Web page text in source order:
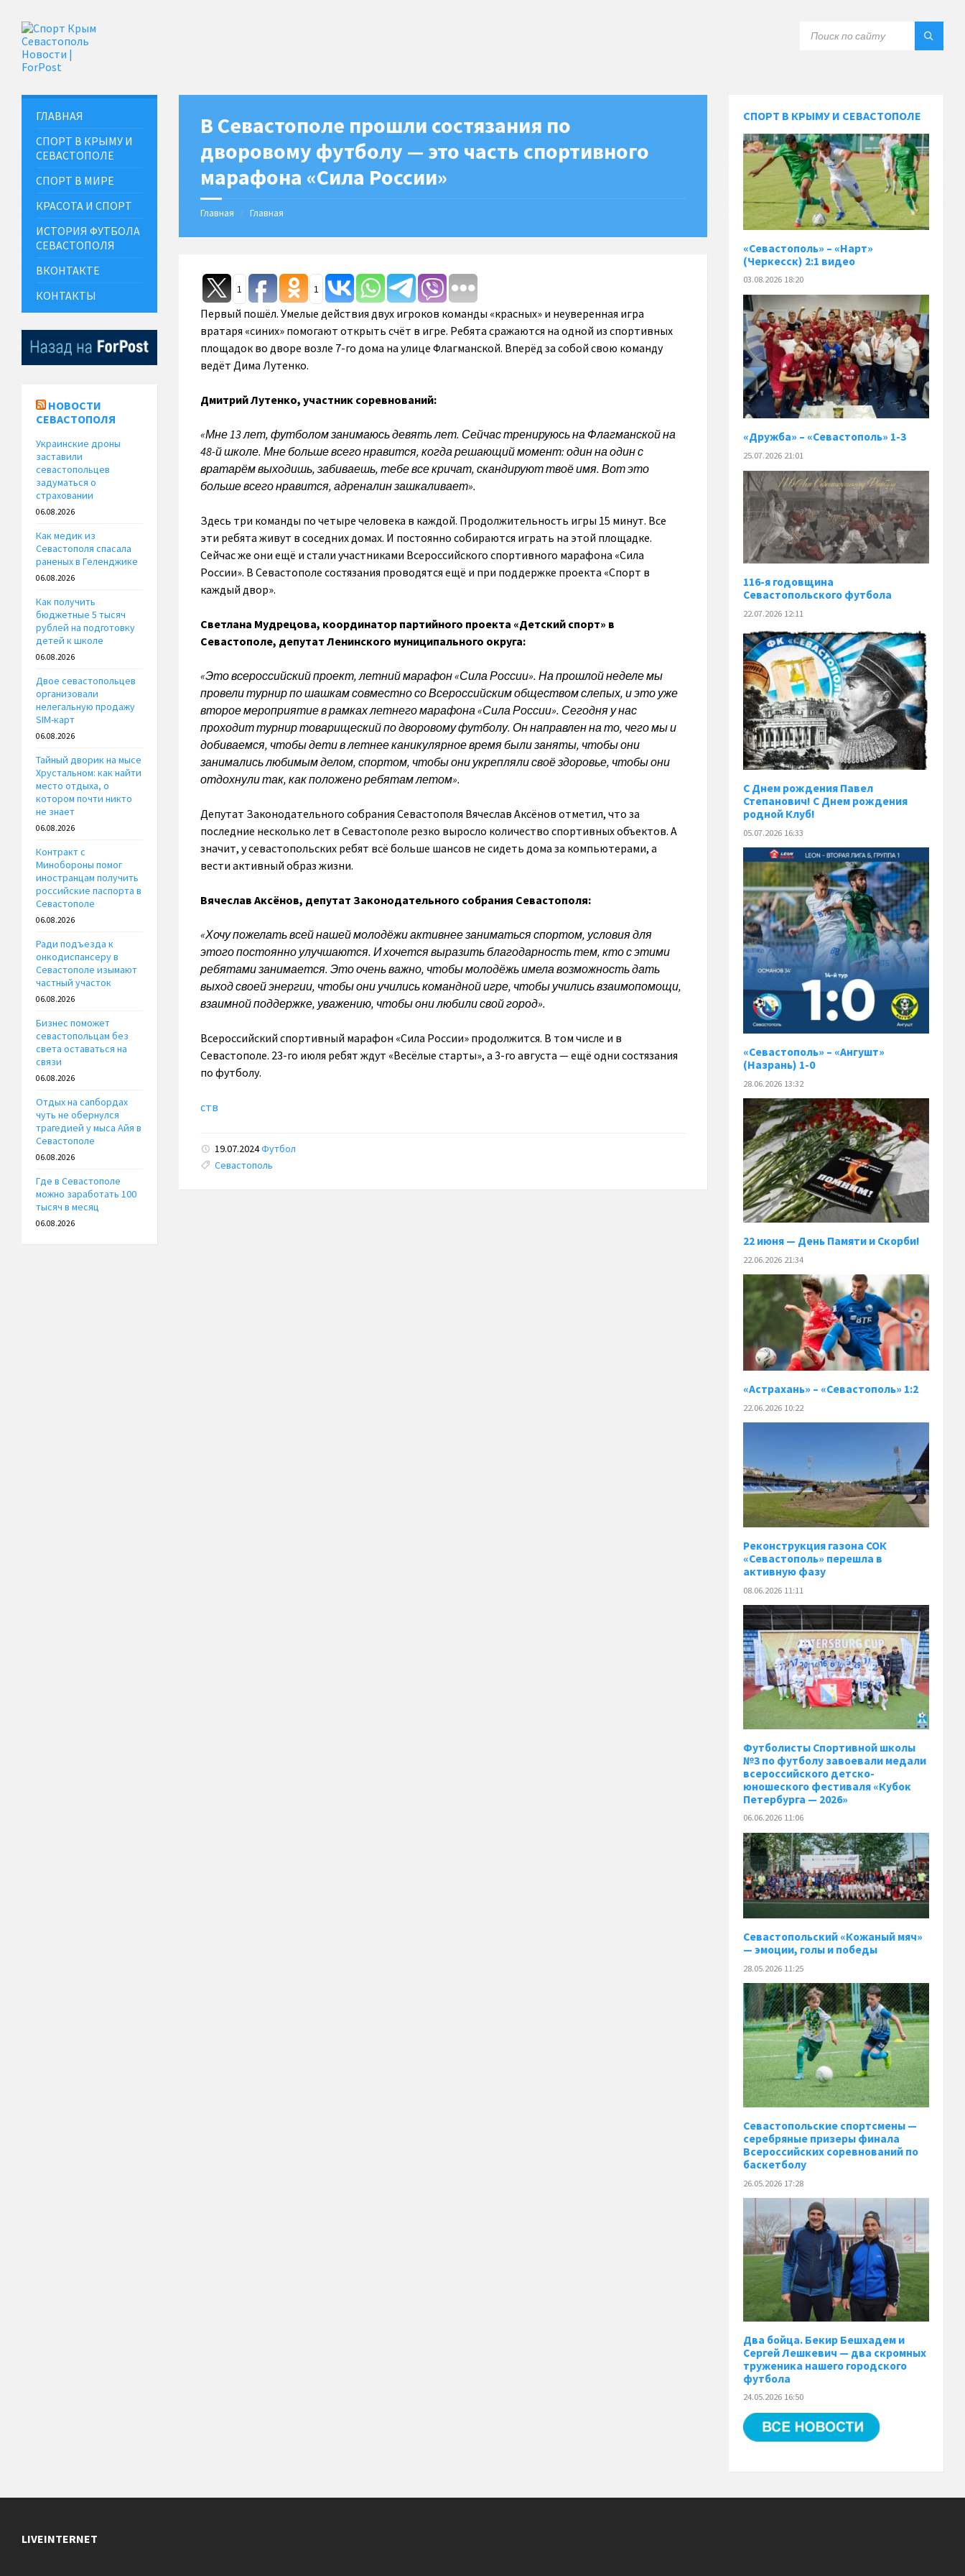
В Севастополе прошли состязания по
дворовому футболу — это часть спортивного
марафона «Сила России»
Главная Главная
1 1
Первый пошёл. Умелые действия двух игроков команды «красных» и неуверенная игра
вратаря «синих» помогают открыть счёт в игре. Ребята сражаются на одной из спортивных
площадок во дворе возле 7-го дома на улице Флагманской. Вперёд за собой свою команду
ведёт Дима Лутенко.
Дмитрий Лутенко, участник соревнований:
«Мне 13 лет, футболом занимаюсь девять лет. Сейчас тренируюсь на Флагманской на
48-й школе. Мне больше всего нравится, когда решающий момент: один на один с
вратарём выходишь, забиваешь, тебе все кричат, скандируют твоё имя. Вот это
больше всего нравится, адреналин зашкаливает».
Здесь три команды по четыре человека в каждой. Продолжительность игры 15 минут. Все
эти ребята живут в соседних домах. И постоянно собираются играть на этой площадке.
Сейчас же они ещё и стали участниками Всероссийского спортивного марафона «Сила
России». В Севастополе состязания проводятся ещё и при поддержке проекта «Спорт в
каждый двор».
Светлана Мудрецова, координатор партийного проекта «Детский спорт» в
Севастополе, депутат Ленинского муниципального округа:
«Это всероссийский проект, летний марафон «Сила России». На прошлой неделе мы
провели турнир по шашкам совместно со Всероссийским обществом слепых, и это уже
второе мероприятие в рамках летнего марафона «Сила России». Сегодня у нас
проходит турнир товарищеский по дворовому футболу. Он направлен на то, чего мы и
добиваемся, чтобы дети в летнее каникулярное время были заняты, чтобы они
занимались любимым делом, спортом, чтобы они укрепляли своё здоровье, чтобы они
отдохнули так, как положено ребятам летом».
Депутат Законодательного собрания Севастополя Вячеслав Аксёнов отметил, что за
последние несколько лет в Севастополе резко выросло количество спортивных объектов. А
значит, у севастопольских ребят всё больше шансов не сидеть дома за компьютерами, а
вести активный образ жизни.
Вячеслав Аксёнов, депутат Законодательного собрания Севастополя:
«Хочу пожелать всей нашей молодёжи активнее заниматься спортом, условия для
этого постоянно улучшаются. И хочется выразить благодарность тем, кто с этими
ребятами занимается. Это очень важно, чтобы молодёжь имела возможность дать
выход своей энергии, чтобы они учились командной игре, чтобы учились взаимопомощи,
взаимной поддержке, уважению, чтобы они любили свой город».
Всероссийский спортивный марафон «Сила России» продолжится. В том числе и в
Севастополе. 23-го июля ребят ждут «Весёлые старты», а 3-го августа — ещё одни состязания
по футболу.
ств
19.07.2024Футбол
Tags:
Севастополь
ГЛАВНАЯ
СПОРТ В КРЫМУ И
СЕВАСТОПОЛЕ
СПОРТ В МИРЕ
КРАСОТА И СПОРТ
ИСТОРИЯ ФУТБОЛА
СЕВАСТОПОЛЯ
ВКОНТАКТЕ
КОНТАКТЫ
НОВОСТИ
СЕВАСТОПОЛЯ
Украинские дроны
заставили
севастопольцев
задуматься о
страховании
06.08.2026
Как медик из
Севастополя спасала
раненых в Геленджике
06.08.2026
Как получить
бюджетные 5 тысяч
рублей на подготовку
детей к школе
06.08.2026
Двое севастопольцев
организовали
нелегальную продажу
SIM-карт
06.08.2026
Тайный дворик на мысе
Хрустальном: как найти
место отдыха, о
котором почти никто
не знает
06.08.2026
Контракт с
Минобороны помог
иностранцам получить
российские паспорта в
Севастополе
06.08.2026
Ради подъезда к
онкодиспансеру в
Севастополе изымают
частный участок
06.08.2026
Бизнес поможет
севастопольцам без
света оставаться на
связи
06.08.2026
Отдых на сапбордах
чуть не обернулся
трагедией у мыса Айя в
Севастополе
06.08.2026
Где в Севастополе
можно заработать 100
тысяч в месяц
06.08.2026
СПОРТ В КРЫМУ И СЕВАСТОПОЛЕ
«Севастополь» – «Нарт»
(Черкесск) 2:1 видео
03.08.2026 18:20
«Дружба» – «Севастополь» 1-3
25.07.2026 21:01
116-я годовщина
Севастопольского футбола
22.07.2026 12:11
С Днем рождения Павел
Степанович! С Днем рождения
родной Клуб!
05.07.2026 16:33
«Севастополь» – «Ангушт»
(Назрань) 1-0
28.06.2026 13:32
22 июня — День Памяти и Скорби!
22.06.2026 21:34
«Астрахань» – «Севастополь» 1:2
22.06.2026 10:22
Реконструкция газона СОК
«Севастополь» перешла в
активную фазу
08.06.2026 11:11
️Футболисты Спортивной школы
№3 по футболу завоевали медали
всероссийского детско-
юношеского фестиваля «Кубок
Петербурга — 2026»
06.06.2026 11:06
️Севастопольский «Кожаный мяч»
— эмоции, голы и победы
28.05.2026 11:25
Севастопольские спортсмены —
серебряные призеры финала
Всероссийских соревнований по
баскетболу
26.05.2026 17:28
Два бойца. Бекир Бешхадем и
Сергей Лешкевич — два скромных
труженика нашего городского
футбола
24.05.2026 16:50
LIVEINTERNET